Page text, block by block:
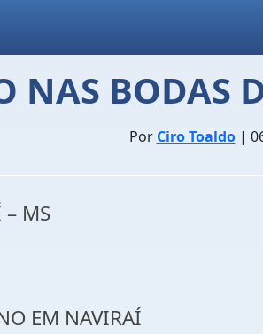
NAS BODAS
Por Ciro Toaldo|
– MS
EM NAVIRAÍ